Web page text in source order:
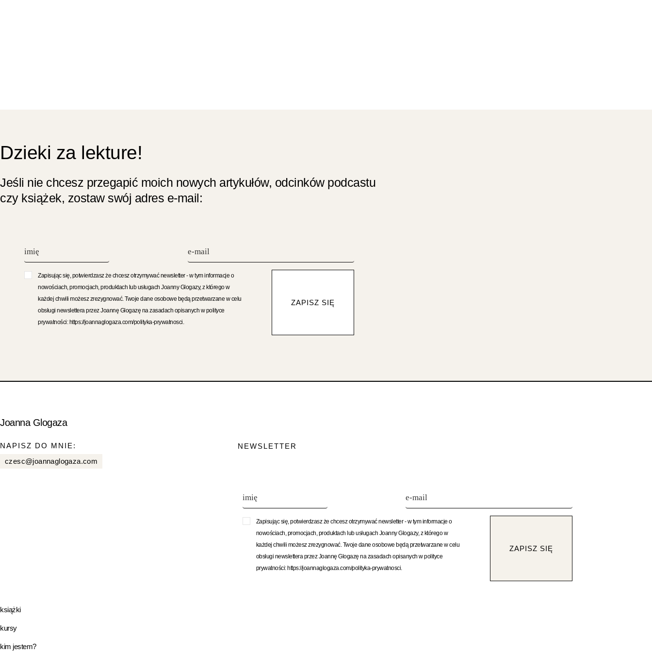
Dzieki za lekture!
Jeśli nie chcesz przegapić moich nowych artykułów, odcinków podcastu
czy książek, zostaw swój adres e-mail:
Zapisując się, potwierdzasz że chcesz otrzymywać newsletter - w tym informacje o
nowościach, promocjach, produktach lub usługach Joanny Glogazy, z którego w
każdej chwili możesz zrezygnować. Twoje dane osobowe będą przetwarzane w celu
obsługi newslettera przez Joannę Glogazę na zasadach opisanych w polityce
prywatności: https://joannaglogaza.com/polityka-prywatnosci.
ZAPISZ SIĘ
Joanna Glogaza
NAPISZ DO MNIE:
czesc@joannaglogaza.com
NEWSLETTER
Zapisując się, potwierdzasz że chcesz otrzymywać newsletter - w tym informacje o
nowościach, promocjach, produktach lub usługach Joanny Glogazy, z którego w
każdej chwili możesz zrezygnować. Twoje dane osobowe będą przetwarzane w celu
obsługi newslettera przez Joannę Glogazę na zasadach opisanych w polityce
prywatności: https://joannaglogaza.com/polityka-prywatnosci.
ZAPISZ SIĘ
książki
kursy
kim jestem?